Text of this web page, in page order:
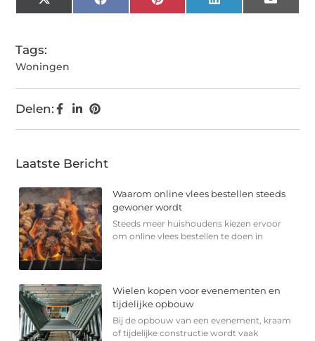
X
(Twitter)
FacebookPinterest LinkedIn Email
Tags:
Woningen
Delen:
Laatste Bericht
Waarom online vlees bestellen steeds
gewoner wordt
Steeds meer huishoudens kiezen ervoor
om online vlees bestellen te doen in
Wielen kopen voor evenementen en
tijdelijke opbouw
Bij de opbouw van een evenement, kraam
of tijdelijke constructie wordt vaak